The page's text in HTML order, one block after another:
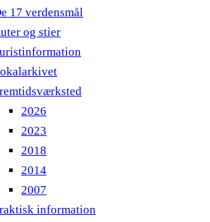
17 verdensmål
og stier
2026
2023
2018
2014
2007
information